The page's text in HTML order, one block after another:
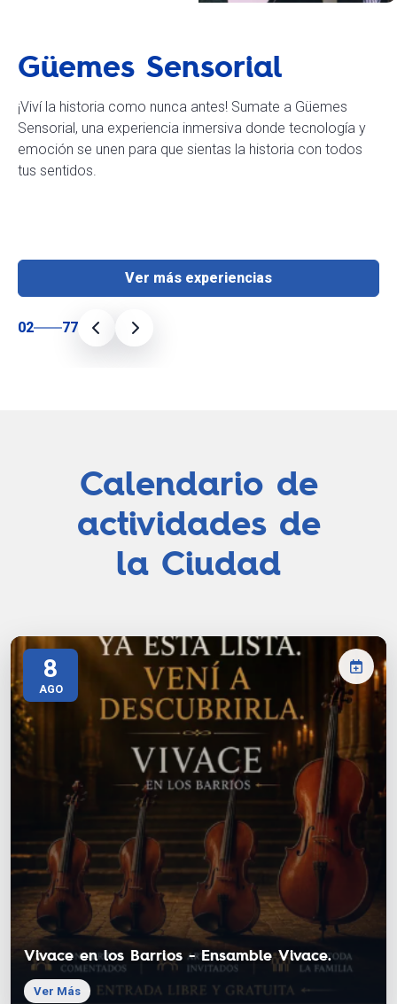
Güemes Sensorial
¡Viví la historia como nunca antes! Sumate a Güemes
Sensorial, una experiencia inmersiva donde tecnología y
emoción se unen para que sientas la historia con todos
tus sentidos.
Ver más experiencias
02 77
Calendario de
actividades de
la Ciudad
8
AGO
Vivace en los Barrios - Ensamble Vivace.
Ver Más